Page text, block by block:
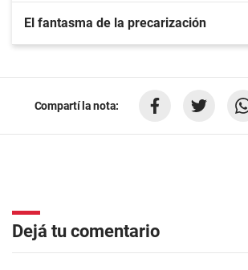
El fantasma de la precarización
Compartí la nota:
Dejá tu comentario